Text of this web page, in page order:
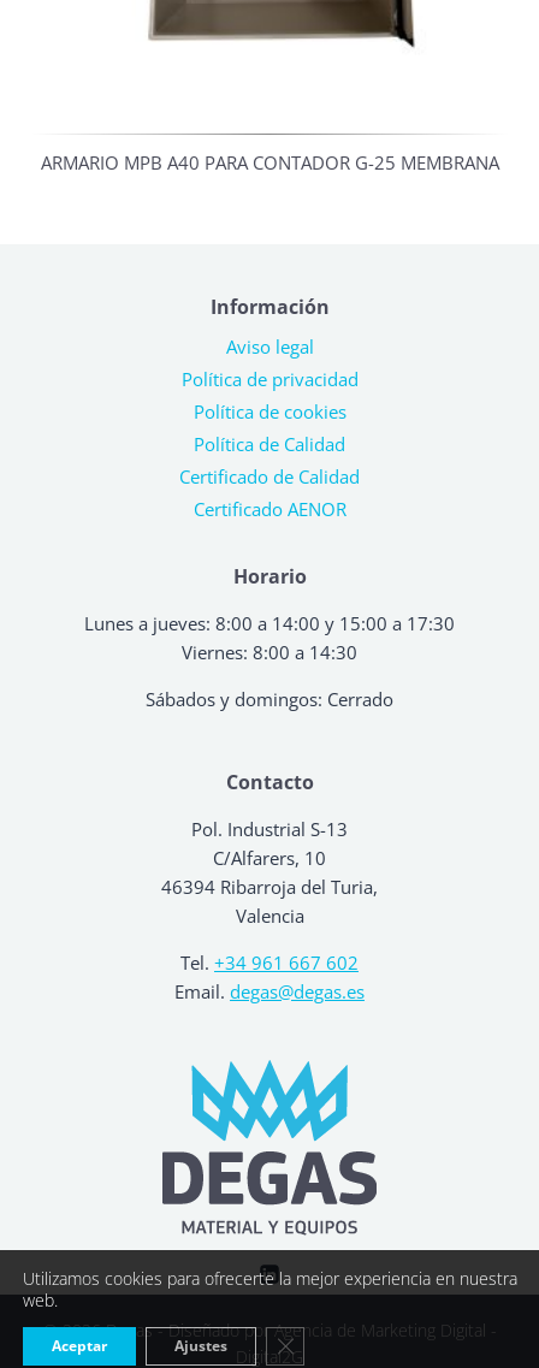
ARMARIO MPB A40 PARA CONTADOR G-25 MEMBRANA
Contacto
Pol. Industrial S-13
C/Alfarers, 10
46394 Ribarroja del Turia,
Valencia
Tel. +34 961 667 602
Email. degas@degas.es
Horario
Lunes a jueves: 8:00 a 14:00 y 15:00 a 17:30
Viernes: 8:00 a 14:30
Sábados y domingos: Cerrado
Información
Aviso legal
Política de privacidad
Política de cookies
Política de Calidad
Certificado de Calidad
Certificado AENOR
© 2026 Degas - Diseñado porAgencia de Marketing Digital -
Digital2G
Utilizamos cookies para ofrecerte la mejor experiencia en nuestra
web.
Aceptar Ajustes Cerrar el banner de cookies